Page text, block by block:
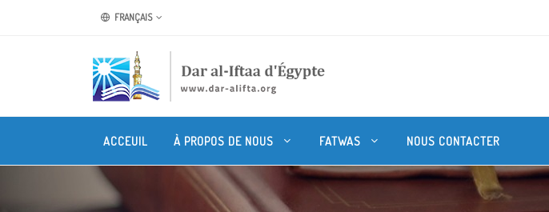
FRANÇAIS
ACCEUIL À PROPOS DE NOUS FATWAS NOUS CONTACTER